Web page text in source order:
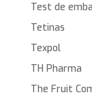
Test de
Tetinas
Texpol
TH Pharma
The Fruit